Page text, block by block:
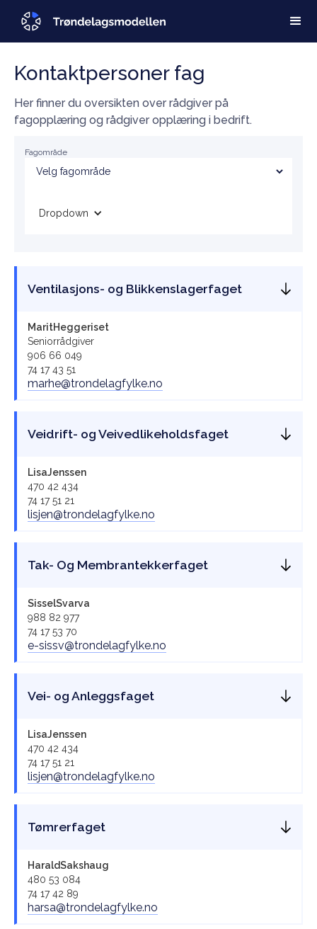
Kontaktpersoner fag
Her finner du oversikten over rådgiver på
fagopplæring og rådgiver opplæring i bedrift.
Fagområde
Dropdown
Ventilasjons- og Blikkenslagerfaget
MaritHeggeriset
Seniorrådgiver
906 66 049
74 17 43 51
marhe@trondelagfylke.no
Veidrift- og Veivedlikeholdsfaget
LisaJenssen
470 42 434
74 17 51 21
lisjen@trondelagfylke.no
Tak- Og Membrantekkerfaget
SisselSvarva
988 82 977
74 17 53 70
e-sissv@trondelagfylke.no
Vei- og Anleggsfaget
LisaJenssen
470 42 434
74 17 51 21
lisjen@trondelagfylke.no
Tømrerfaget
HaraldSakshaug
480 53 084
74 17 42 89
harsa@trondelagfylke.no